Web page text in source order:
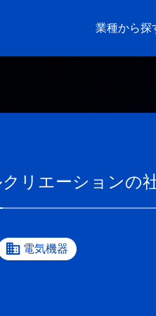
業種から探
リエーションの
電気機器